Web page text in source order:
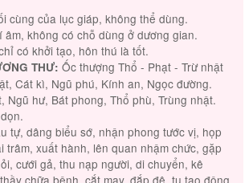
cùng của lục giáp, không thể dùng.
âm, không có chỗ dùng ở dương gian.
có khởi tạo, hôn thú là tốt.
THƯ: Ốc thượng Thổ - Phạt - Trừ nhật
Cát kì, Ngũ phú, Kính an, Ngọc đường.
Ngũ hư, Bát phong, Thổ phù, Trùng nhật.
tự, dâng biểu sớ, nhận phong tước vị, họp
trâm, xuất hành, lên quan nhậm chức, gặp
cưới gả, thu nạp người, di chuyển, kê
chữa bệnh, cắt may, đắp đê, tu tạo động